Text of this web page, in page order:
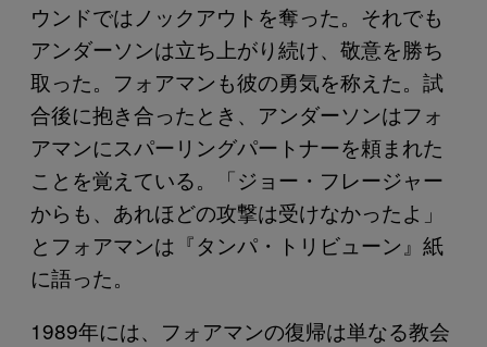
ウンドではノックアウトを奪った。それでも
アンダーソンは立ち上がり続け、敬意を勝ち
取った。フォアマンも彼の勇気を称えた。試
合後に抱き合ったとき、アンダーソンはフォ
アマンにスパーリングパートナーを頼まれた
ことを覚えている。「ジョー・フレージャー
からも、あれほどの攻撃は受けなかったよ」
とフォアマンは『タンパ・トリビューン』紙
に語った。
1989年には、フォアマンの復帰は単なる教会